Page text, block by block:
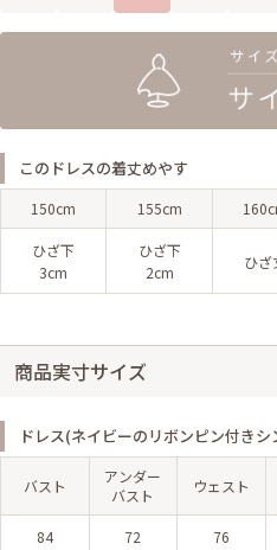
このドレスの着丈めやす
150cm 155cm
ひざ下
3cm
ひざ下
2cm
ひざ
商品実寸サイズ
ドレス(ネイビーのリボンピン付き
バスト
アンダー
バスト
ウェスト
84 72 76